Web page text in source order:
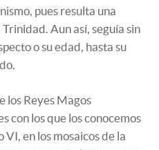
pues resulta una
Aun así, seguía sin
o su edad, hasta su
los Reyes Magos
con los que los conocemos
en los mosaicos de la